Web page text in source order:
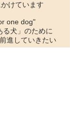
けています
one dog"
る犬」のために
進していきたい